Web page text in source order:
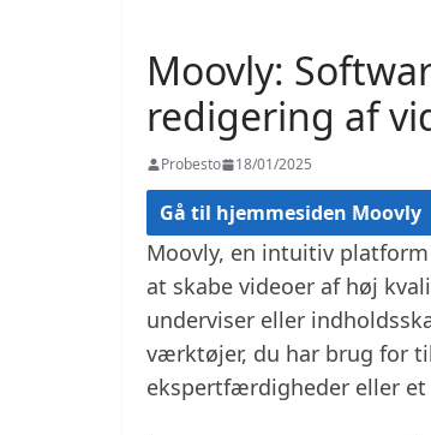
Moovly:
redigering af
Probesto 18/01/2025
Gå til hjemmesiden Moovly
Moovly, en intuitiv
at skabe videoer af høj
underviser eller
værktøjer, du har brug for
ekspertfærdigheder eller